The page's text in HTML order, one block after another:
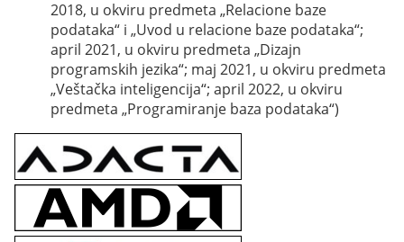
2018, u okviru predmeta „Relacione baze
podataka“ i „Uvod u relacione baze podataka“;
april 2021, u okviru predmeta „Dizajn
programskih jezika“; maj 2021, u okviru predmeta
„Veštačka inteligencija“; april 2022, u okviru
predmeta „Programiranje baza podataka“)